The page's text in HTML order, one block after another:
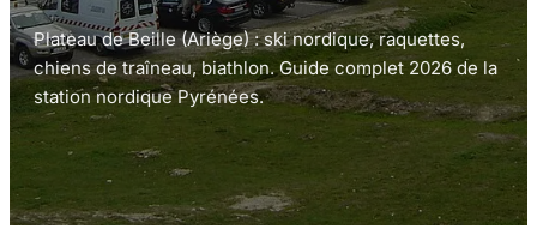
Plateau de Beille (Ariège) : ski nordique, raquettes,
chiens de traîneau, biathlon. Guide complet 2026 de la
station nordique Pyrénées.